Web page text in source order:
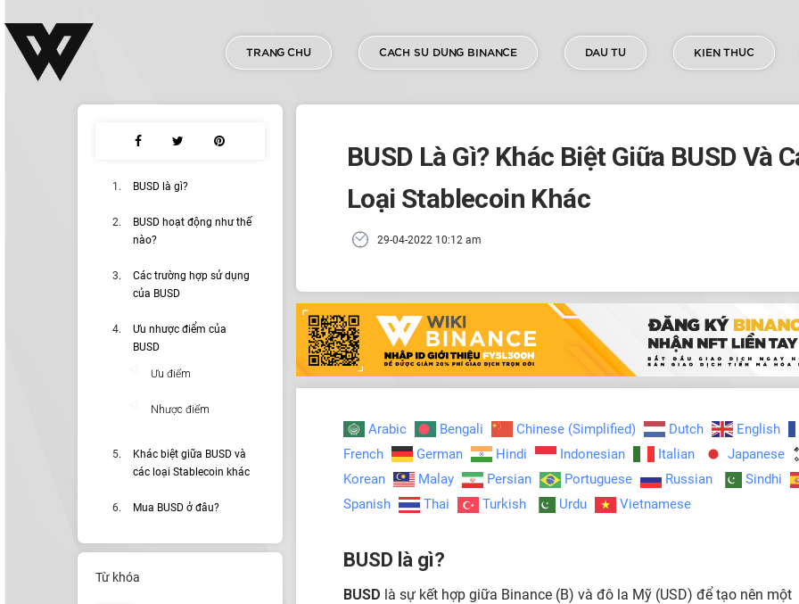
TRANG CHU CACH SU DUNG BINANCE DAU TU KIEN THUC
BUSD là gì?
BUSD hoạt động như thế
nào?
Các trường hợp sử dụng
của BUSD
Ưu nhược điểm của
BUSD
Ưu điểm
Nhược điểm
Khác biệt giữa BUSD và
các loại Stablecoin khác
Mua BUSD ở đâu?
Từ khóa
BUSD Là Gì? Khác Biệt Giữa BUSD Và
Loại Stablecoin Khác
29-04-2022 10:12 am
Arabic Bengali Chinese (Simplified) Dutch
English
French
German Hindi Indonesian Italian
Japanese
Korean
Malay Persian Portuguese Russian
Sindhi
Spanish
Thai Turkish Urdu Vietnamese
BUSD là gì?
BUSD là sự kết hợp giữa Binance (B) và đô la Mỹ (USD) để tạo nên một